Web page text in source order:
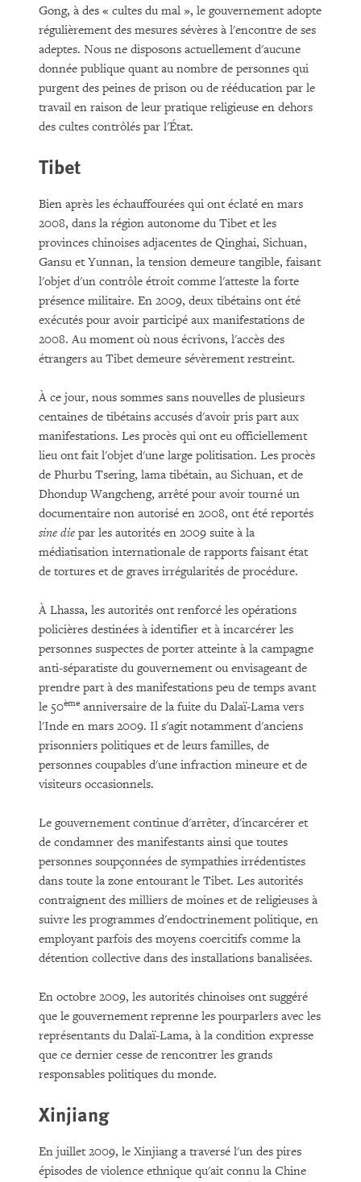
Gong, à des « cultes du mal », le gouvernement adopte
régulièrement des mesures sévères à l'encontre de ses
adeptes. Nous ne disposons actuellement d'aucune
donnée publique quant au nombre de personnes qui
purgent des peines de prison ou de rééducation par le
travail en raison de leur pratique religieuse en dehors
des cultes contrôlés par l'État.
Tibet
Bien après les échauffourées qui ont éclaté en mars
2008, dans la région autonome du Tibet et les
provinces chinoises adjacentes de Qinghai, Sichuan,
Gansu et Yunnan, la tension demeure tangible, faisant
l'objet d'un contrôle étroit comme l'atteste la forte
présence militaire. En 2009, deux tibétains ont été
exécutés pour avoir participé aux manifestations de
2008. Au moment où nous écrivons, l'accès des
étrangers au Tibet demeure sévèrement restreint.
À ce jour, nous sommes sans nouvelles de plusieurs
centaines de tibétains accusés d'avoir pris part aux
manifestations. Les procès qui ont eu officiellement
lieu ont fait l'objet d'une large politisation. Les procès
de Phurbu Tsering, lama tibétain, au Sichuan, et de
Dhondup Wangcheng, arrêté pour avoir tourné un
documentaire non autorisé en 2008, ont été reportés
sine die par les autorités en 2009 suite à la
médiatisation internationale de rapports faisant état
de tortures et de graves irrégularités de procédure.
À Lhassa, les autorités ont renforcé les opérations
policières destinées à identifier et à incarcérer les
personnes suspectes de porter atteinte à la campagne
anti-séparatiste du gouvernement ou envisageant de
prendre part à des manifestations peu de temps avant
le 50ème anniversaire de la fuite du Dalaï-Lama vers
l'Inde en mars 2009. Il s'agit notamment d'anciens
prisonniers politiques et de leurs familles, de
personnes coupables d'une infraction mineure et de
visiteurs occasionnels.
Le gouvernement continue d'arrêter, d'incarcérer et
de condamner des manifestants ainsi que toutes
personnes soupçonnées de sympathies irrédentistes
dans toute la zone entourant le Tibet. Les autorités
contraignent des milliers de moines et de religieuses à
suivre les programmes d'endoctrinement politique, en
employant parfois des moyens coercitifs comme la
détention collective dans des installations banalisées.
En octobre 2009, les autorités chinoises ont suggéré
que le gouvernement reprenne les pourparlers avec les
représentants du Dalaï-Lama, à la condition expresse
que ce dernier cesse de rencontrer les grands
responsables politiques du monde.
Xinjiang
En juillet 2009, le Xinjiang a traversé l'un des pires
épisodes de violence ethnique qu'ait connu la Chine